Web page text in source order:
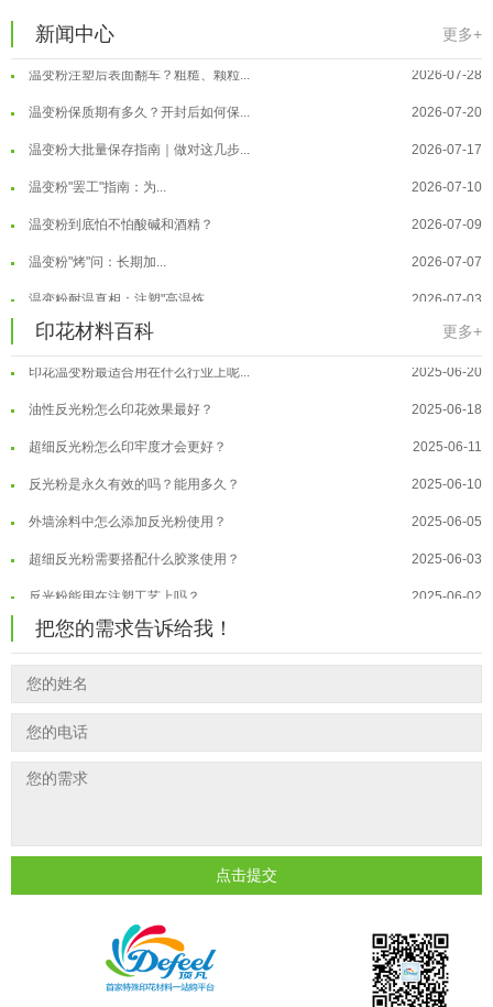
新闻中心 更多+
温变粉适合做热变还是冷变？ 2026-08-04
温变粉注塑后表面翻车？粗糙、颗粒... 2026-07-28
温变粉保质期有多久？开封后如何保... 2026-07-20
温变粉大批量保存指南｜做对这几步... 2026-07-17
温变粉"罢工"指南：为... 2026-07-10
温变粉到底怕不怕酸碱和酒精？ 2026-07-09
温变粉"烤"问：长期加... 2026-07-07
温变粉耐温真相：注塑"高温炼... 2026-07-03
夜间安全卫士：丝印反光粉搭配全攻... 2026-01-20
温变粉可以做防伪标签、温变防伪吗... 2026-08-05
温变粉适合做热变还是冷变？ 2026-08-04
温变粉注塑后表面翻车？粗糙、颗粒... 2026-07-28
温变粉保质期有多久？开封后如何保... 2026-07-20
温变粉大批量保存指南｜做对这几步... 2026-07-17
温变粉"罢工"指南：为... 2026-07-10
温变粉到底怕不怕酸碱和酒精？ 2026-07-09
温变粉"烤"问：长期加...
温变粉耐温真相：注塑"高温炼... 2026-07-03
夜间安全卫士：丝印反光粉搭配全攻... 2026-01-20
印花材料百科 更多+
温变粉丝印到底用多少目网版？这篇... 2026-06-11
反光粉太久不用结块要怎么处理？ 2025-07-11
印花温变粉最适合用在什么行业上呢... 2025-06-20
油性反光粉怎么印花效果最好？ 2025-06-18
超细反光粉怎么印牢度才会更好？ 2025-06-11
反光粉是永久有效的吗？能用多久？ 2025-06-10
外墙涂料中怎么添加反光粉使用？ 2025-06-05
超细反光粉需要搭配什么胶浆使用？ 2025-06-03
反光粉能用在注塑工艺上吗？ 2025-06-02
反光粉可以混合其他颜料一起使用吗...
温变粉丝印到底用多少目网版？这篇... 2026-06-11
反光粉太久不用结块要怎么处理？ 2025-07-11
印花温变粉最适合用在什么行业上呢...
油性反光粉怎么印花效果最好？
反光粉是永久有效的吗？能用多久？ 2025-06-10
超细反光粉需要搭配什么胶浆使用？
反光粉能用在注塑工艺上吗？ 2025-06-02
2025-05-23
把您的需求告诉给我！
点击提交